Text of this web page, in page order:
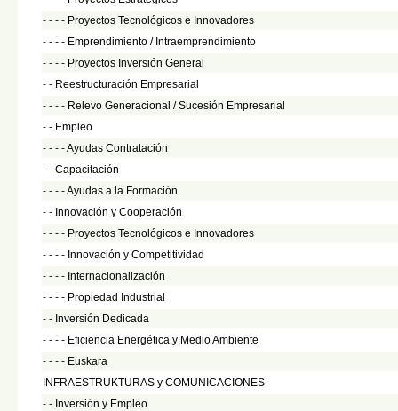
- - - - Proyectos Tecnológicos e Innovadores
- - - - Emprendimiento / Intraemprendimiento
- - - - Proyectos Inversión General
- - Reestructuración Empresarial
- - - - Relevo Generacional / Sucesión Empresarial
- - Empleo
- - - -Ayudas Contratación
- - Capacitación
- - - -Ayudas a la Formación
- - Innovación y Cooperación
- - - - Proyectos Tecnológicos e Innovadores
- - - - Innovación y Competitividad
- - - - Internacionalización
- - - - Propiedad Industrial
- - Inversión Dedicada
- - - - Eficiencia Energética y Medio Ambiente
- - - - Euskara
INFRAESTRUKTURAS y COMUNICACIONES
- - Inversión y Empleo